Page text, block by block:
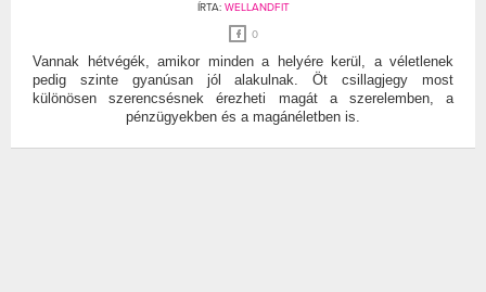
ÍRTA: WELLANDFIT
0
Vannak hétvégék, amikor minden a helyére kerül, a véletlenek
pedig szinte gyanúsan jól alakulnak. Öt csillagjegy most
különösen szerencsésnek érezheti magát a szerelemben, a
pénzügyekben és a magánéletben is.